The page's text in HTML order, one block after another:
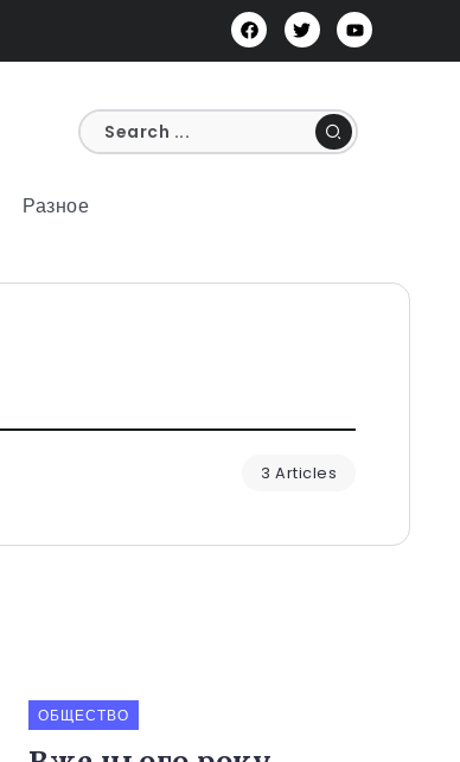
Разное
3 Articles
ОБЩЕСТВО